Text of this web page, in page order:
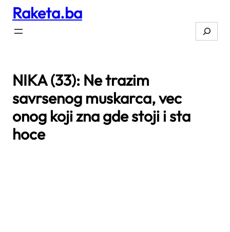
Skip
content
Raketa.ba
Search
NIKA (33): Ne trazim
savrsenog muskarca, vec
onog koji zna gde stoji i sta
hoce